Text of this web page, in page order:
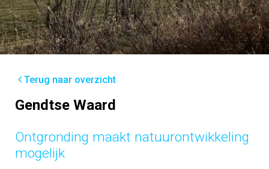
Terug naar overzicht
Gendtse Waard
Ontgronding maakt natuurontwikkeling
mogelijk